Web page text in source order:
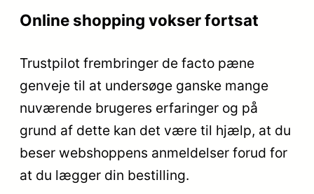
Online shopping vokser fortsat
Trustpilot frembringer de facto pæne
genveje til at undersøge ganske mange
nuværende brugeres erfaringer og på
grund af dette kan det være til hjælp, at du
beser webshoppens anmeldelser forud for
at du lægger din bestilling.